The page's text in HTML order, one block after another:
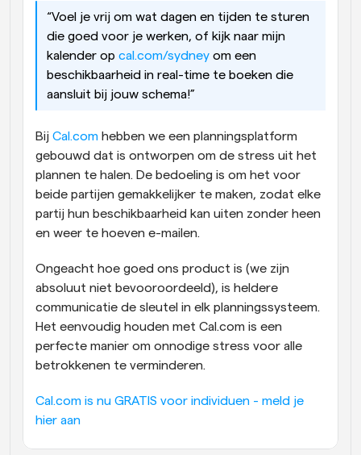
“Voel je vrij om wat dagen en tijden te sturen
die goed voor je werken, of kijk naar mijn
kalender op cal.com/sydney om een
beschikbaarheid in real-time te boeken die
aansluit bij jouw schema!”
Bij Cal.com hebben we een planningsplatform
gebouwd dat is ontworpen om de stress uit het
plannen te halen. De bedoeling is om het voor
beide partijen gemakkelijker te maken, zodat elke
partij hun beschikbaarheid kan uiten zonder heen
en weer te hoeven e-mailen.
Ongeacht hoe goed ons product is (we zijn
absoluut niet bevooroordeeld), is heldere
communicatie de sleutel in elk planningssysteem.
Het eenvoudig houden met Cal.com is een
perfecte manier om onnodige stress voor alle
betrokkenen te verminderen.
Cal.com is nu GRATIS voor individuen - meld je
hier aan